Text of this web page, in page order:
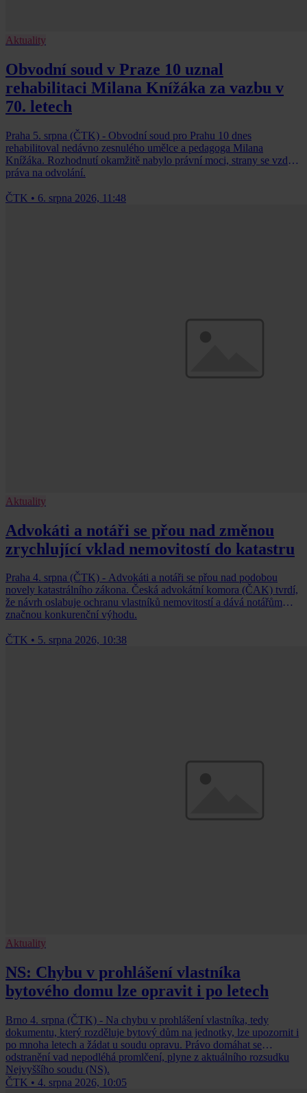
Aktuality
Obvodní soud v Praze 10 uznal
rehabilitaci Milana Knížáka za vazbu v
70. letech
Praha 5. srpna (ČTK) - Obvodní soud pro Prahu 10 dnes
rehabilitoval nedávno zesnulého umělce a pedagoga Milana
Knížáka. Rozhodnutí okamžitě nabylo právní moci, strany se vzdaly
práva na odvolání.
ČTK • 6. srpna 2026, 11:48
Aktuality
Advokáti a notáři se přou nad změnou
zrychlující vklad nemovitostí do katastru
Praha 4. srpna (ČTK) - Advokáti a notáři se přou nad podobou
novely katastrálního zákona. Česká advokátní komora (ČAK) tvrdí,
že návrh oslabuje ochranu vlastníků nemovitostí a dává notářům
značnou konkurenční výhodu.
ČTK • 5. srpna 2026, 10:38
Aktuality
NS: Chybu v prohlášení vlastníka
bytového domu lze opravit i po letech
Brno 4. srpna (ČTK) - Na chybu v prohlášení vlastníka, tedy
dokumentu, který rozděluje bytový dům na jednotky, lze upozornit i
po mnoha letech a žádat u soudu opravu. Právo domáhat se
odstranění vad nepodléhá promlčení, plyne z aktuálního rozsudku
Nejvyššího soudu (NS).
ČTK • 4. srpna 2026, 10:05